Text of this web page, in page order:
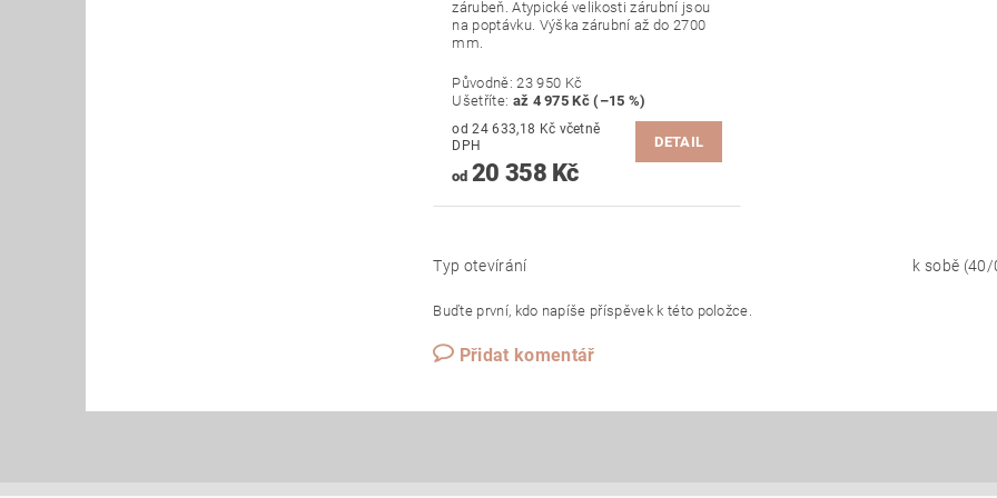
zárubeň. Atypické velikosti zárubní jsou
na poptávku. Výška zárubní až do 2700
mm.
Původně:23 950 Kč
Ušetříte: až 4 975 Kč (–15 %)
od 24 633,18 Kč včetně
DPH
od20 358 Kč
DETAIL
Typ otevírání k sobě
Buďte první, kdo napíše příspěvek k této položce.
Přidat komentář